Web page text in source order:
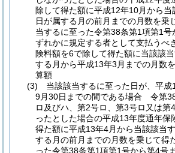
除して得た額に平成12年10月から当
日が属する月の前月までの月数を乗
当するに至った令第38条第1項第1
ずれかに規定する者として支払うべ
険料額を6で除して得た額に当該該
する月から平成13年3月までの月数
算額
(3)
当該該当するに至った日が、平
9月30日までの間である場合 令第38
ロ及びハ、第2号ロ、第3号ロ又は第
ったとした場合の平成13年度通年保
得た額に平成13年4月から当該該当
する月の前月までの月数を乗じて得
った令第38条第1項第1号から第4号